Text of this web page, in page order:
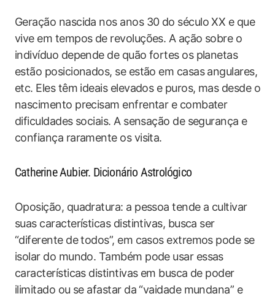
Geração nascida nos anos 30 do século XX e que
vive em tempos de revoluções. A ação sobre o
indivíduo depende de quão fortes os planetas
estão posicionados, se estão em casas angulares,
etc. Eles têm ideais elevados e puros, mas desde o
nascimento precisam enfrentar e combater
dificuldades sociais. A sensação de segurança e
confiança raramente os visita.
Catherine Aubier. Dicionário Astrológico
Oposição, quadratura: a pessoa tende a cultivar
suas características distintivas, busca ser
“diferente de todos”, em casos extremos pode se
isolar do mundo. Também pode usar essas
características distintivas em busca de poder
ilimitado ou se afastar da “vaidade mundana” e